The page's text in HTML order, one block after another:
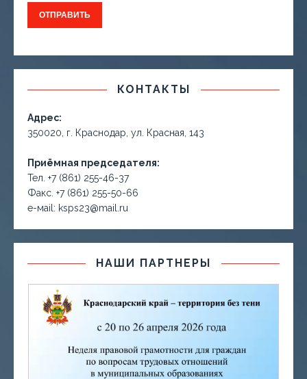
КОНТАКТЫ
Адрес:
350020, г. Краснодар, ул. Красная, 143
Приёмная председателя:
Тел. +7 (861) 255-46-37
Факс. +7 (861) 255-50-66
е-маil: ksps23@mail.ru
НАШИ ПАРТНЕРЫ